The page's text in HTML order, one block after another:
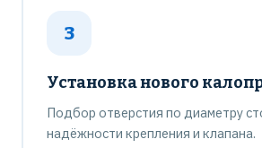
3
Установка нового
Подбор отверстия по диаметру
надёжности крепления и клапана.